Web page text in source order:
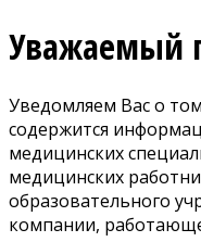
Уважаемый
Уведомляем Вас о
содержится
медицинских
медицинских
образовательного
компании,